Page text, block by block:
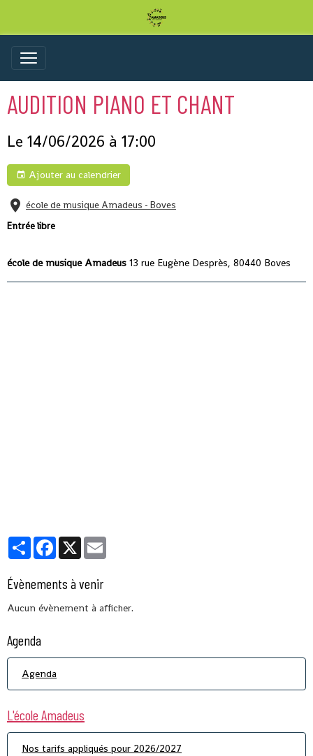
AUDITION PIANO ET CHANT
Le 14/06/2026 à 17:00
Ajouter au calendrier
école de musique Amadeus - Boves
Entrée libre
école de musique Amadeus 13 rue Eugène Desprès, 80440 Boves
PartagerFacebook
X
Évènements à venir
Aucun évènement à afficher.
Agenda
Agenda
L'école Amadeus
Nos tarifs appliqués pour 2026/2027